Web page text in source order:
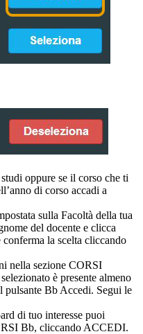
oppure se il corso che ti
di corso accadi a
sulla Facoltà della tua
del docente e clicca
la scelta cliccando
nella sezione CORSI
è presente almeno
Bb Accedi. Segui le
di tuo interesse puoi
Bb, cliccando ACCEDI.